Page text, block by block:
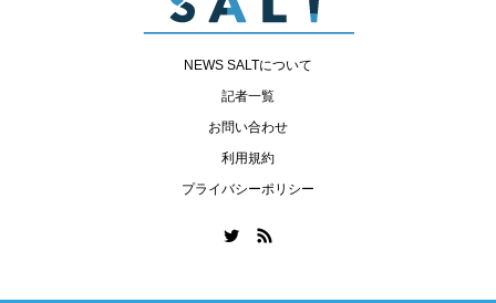
NEWS SALTについて
記者一覧
お問い合わせ
利用規約
プライバシーポリシー